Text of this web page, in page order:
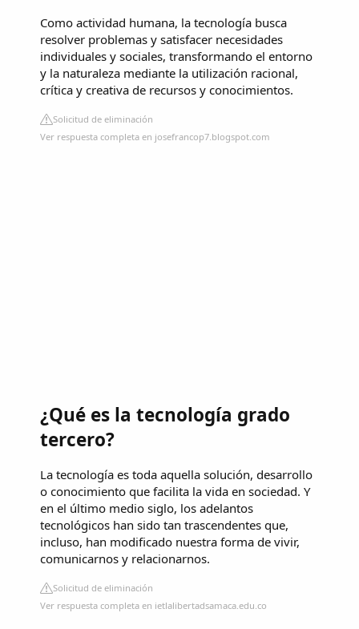
Como actividad humana, la tecnología busca
resolver problemas y satisfacer necesidades
individuales y sociales, transformando el entorno
y la naturaleza mediante la utilización racional,
crítica y creativa de recursos y conocimientos.
Solicitud de eliminación
Ver respuesta completa en josefrancop7.blogspot.com
¿Qué es la tecnología grado
tercero?
La tecnología es toda aquella solución, desarrollo
o conocimiento que facilita la vida en sociedad. Y
en el último medio siglo, los adelantos
tecnológicos han sido tan trascendentes que,
incluso, han modificado nuestra forma de vivir,
comunicarnos y relacionarnos.
Solicitud de eliminación
Ver respuesta completa en ietlalibertadsamaca.edu.co